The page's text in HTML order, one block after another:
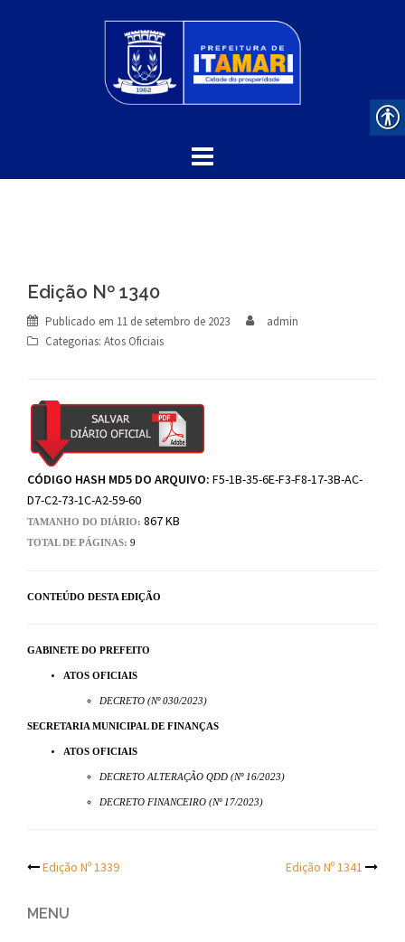
Edição Nº 1340
Publicado em 11 de setembro de 2023
admin
Categorias: Atos Oficiais
CÓDIGO HASH MD5 DO ARQUIVO: F5-1B-35-6E-F3-F8-17-3B-AC-
D7-C2-73-1C-A2-59-60
TAMANHO DO DIÁRIO: 867 KB
TOTAL DE PÁGINAS: 9
CONTEÚDO DESTA EDIÇÃO
GABINETE DO PREFEITO
ATOS OFICIAIS
DECRETO (Nº 030/2023)
SECRETARIA MUNICIPAL DE FINANÇAS
ATOS OFICIAIS
DECRETO ALTERAÇÃO QDD (Nº 16/2023)
DECRETO FINANCEIRO (Nº 17/2023)
Post
navigation
Edição Nº 1339 Edição Nº 1341
MENU